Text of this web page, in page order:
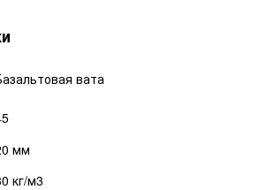
вата
мм
кг/м3